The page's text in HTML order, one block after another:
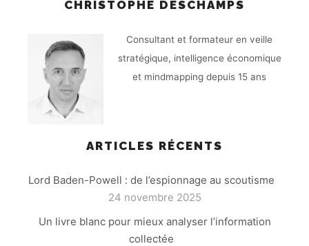
CHRISTOPHE DESCHAMPS
Consultant et formateur en veille
stratégique, intelligence économique
et mindmapping depuis 15 ans
ARTICLES RÉCENTS
Lord Baden-Powell : de l’espionnage au scoutisme
24 novembre 2025
Un livre blanc pour mieux analyser l’information
collectée